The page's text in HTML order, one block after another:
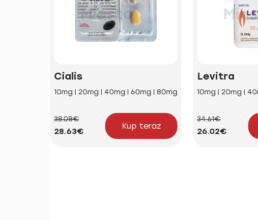
Cialis
10mg | 20mg | 40mg | 60mg | 80mg
38.08€
28.63€
Kup teraz
Levitra
10mg | 20mg |
34.61€
26.02€